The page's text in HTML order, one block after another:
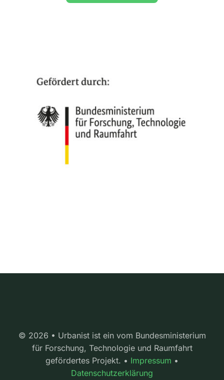
© 2026 • Urbanist ist ein vom Bundesministerium
für Forschung, Technologie und Raumfahrt
gefördertes Projekt. • Impressum •
Datenschutzerklärung